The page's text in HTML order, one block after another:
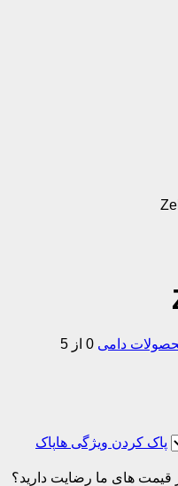
دامی 0 از 5
پاک
از قیمت های ما رضایت دارید؟